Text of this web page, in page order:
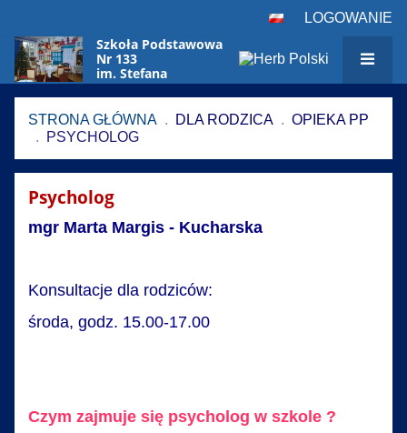
LOGOWANIE
Szkoła Podstawowa
Nr 133
im. Stefana
Czarnieckiego
w Warszawie
STRONA GŁÓWNA . DLA RODZICA . OPIEKA PP
.
PSYCHOLOG
Psycholog
Psycholog
mgr Marta Margis - Kucharska
Konsultacje dla rodziców:
środa, godz. 15.00-17.00
Czym zajmuje się psycholog w szkole ?